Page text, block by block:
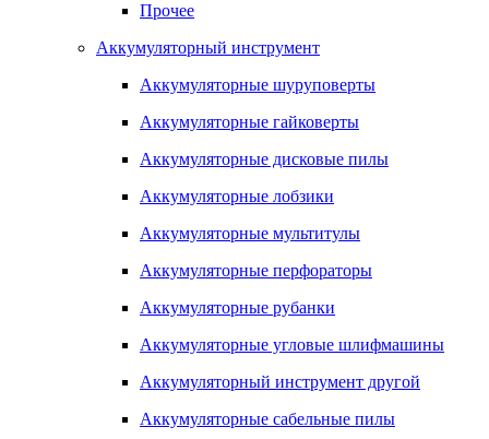
Прочее
Аккумуляторный инструмент
Аккумуляторные шуруповерты
Аккумуляторные гайковерты
Аккумуляторные дисковые пилы
Аккумуляторные лобзики
Аккумуляторные мультитулы
Аккумуляторные перфораторы
Аккумуляторные рубанки
Аккумуляторные угловые шлифмашины
Аккумуляторный инструмент другой
Аккумуляторные сабельные пилы